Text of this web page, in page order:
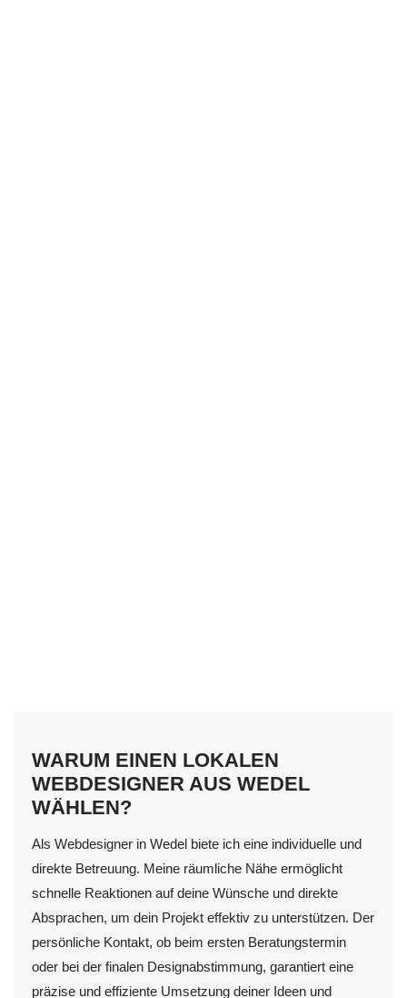
WARUM EINEN LOKALEN
WEBDESIGNER AUS WEDEL
WÄHLEN?
Als Webdesigner in Wedel biete ich eine individuelle und
direkte Betreuung. Meine räumliche Nähe ermöglicht
schnelle Reaktionen auf deine Wünsche und direkte
Absprachen, um dein Projekt effektiv zu unterstützen. Der
persönliche Kontakt, ob beim ersten Beratungstermin
oder bei der finalen Designabstimmung, garantiert eine
präzise und effiziente Umsetzung deiner Ideen und